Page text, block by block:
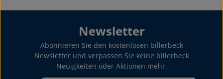
Newsletter
Abonnieren Sie den kostenlosen billerbeck
Newsletter und verpassen Sie keine billerbeck
Neuigkeiten oder Aktionen mehr.